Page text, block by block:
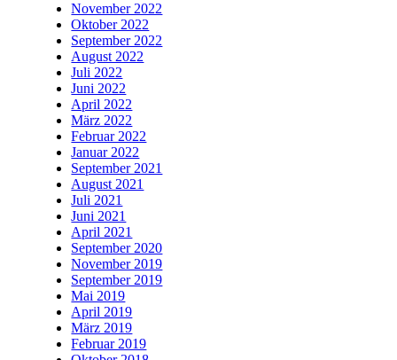
November 2022
Oktober 2022
September 2022
August 2022
Juli 2022
Juni 2022
April 2022
März 2022
Februar 2022
Januar 2022
September 2021
August 2021
Juli 2021
Juni 2021
April 2021
September 2020
November 2019
September 2019
Mai 2019
April 2019
März 2019
Februar 2019